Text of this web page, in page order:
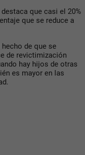
que casi el 20%
que se reduce a
de que se
de revictimización
hay hijos de otras
es mayor en las